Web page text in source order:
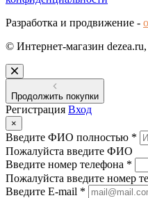
Разработка и продвижение -
© Интернет-магазин
Продолжить покупки
Регистрация Вход
×
Введите ФИО полностью *
Пожалуйста введите ФИО
Введите номер телефона *
Пожалуйста введите номер
Введите E-mail *